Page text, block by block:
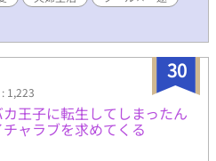
もない、いちゃいちゃ新婚カッ
載中の作品のR18版です(更新
公の年齢を変更しています。
きな変更はありません。
30
1,223
王子に転生してしまったん
ャラブを求めてくる